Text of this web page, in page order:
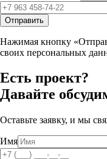
Отправить
Нажимая кнопку
своих персональных
Есть проект?
Давайте
Оставьте заявку, и мы
Имя